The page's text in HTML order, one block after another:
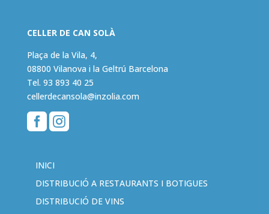
CELLER DE CAN SOLÀ
Plaça de la Vila, 4,
08800 Vilanova i la Geltrú Barcelona
Tel. 93 893 40 25
cellerdecansola@inzolia.com
 
INICI
DISTRIBUCIÓ A RESTAURANTS I BOTIGUES
DISTRIBUCIÓ DE VINS